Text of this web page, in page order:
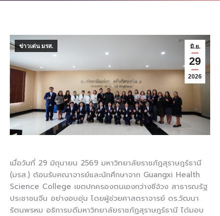
มิ.ย.
29
2026
ข่าวเด่น มรส.
เมื่อวันที่ 29 มิถุนายน 2569 มหาวิทยาลัยราชภัฏสุราษฎร์ธานี
(มรส.) ต้อนรับคณาจารย์และนักศึกษาจาก Guangxi Health
Science College เขตปกครองตนเองกว่างซีจ้วง สาธารณรัฐ
ประชาชนจีน อย่างอบอุ่น โดยผู้ช่วยศาสตราจารย์ ดร.วัฒนา
รัตนพรหม อธิการบดีมหาวิทยาลัยราชภัฏสุราษฎร์ธานี ได้มอบ